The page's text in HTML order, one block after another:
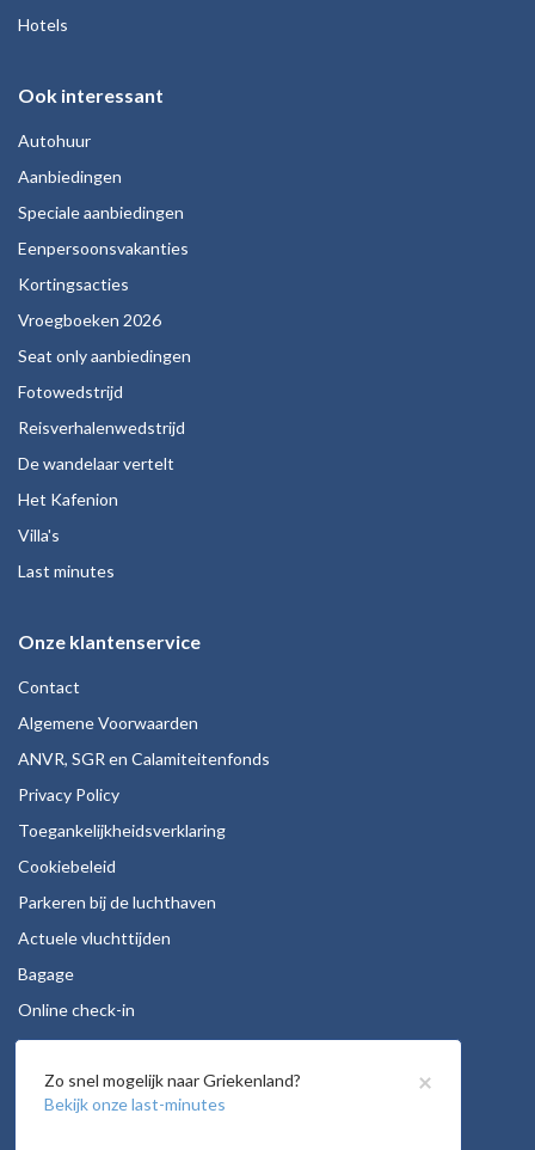
Hotels
Ook interessant
Autohuur
Aanbiedingen
Speciale aanbiedingen
Eenpersoonsvakanties
Kortingsacties
Vroegboeken 2026
Seat only aanbiedingen
Fotowedstrijd
Reisverhalenwedstrijd
De wandelaar vertelt
Het Kafenion
Villa's
Last minutes
Onze klantenservice
Contact
Algemene Voorwaarden
ANVR, SGR en Calamiteitenfonds
Privacy Policy
Toegankelijkheidsverklaring
Cookiebeleid
Parkeren bij de luchthaven
Actuele vluchttijden
Bagage
Online check-in
Stoelreservering
Autohuur
Vacatures
×
Zo snel mogelijk naar Griekenland?
Bekijk onze last-minutes